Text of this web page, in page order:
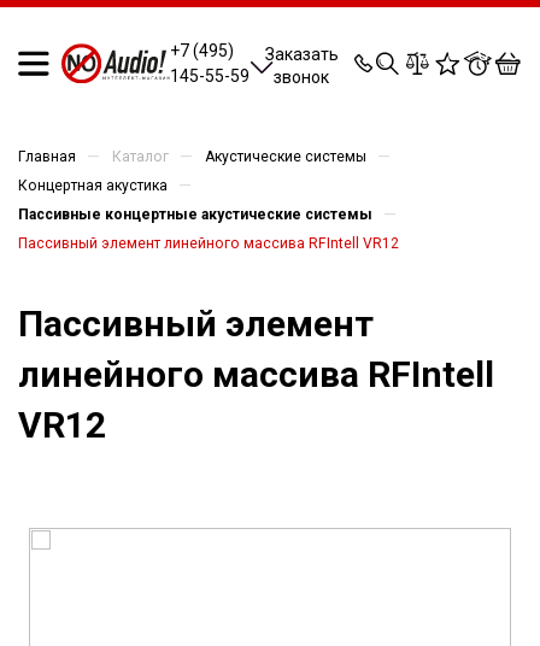
+7 (495)
145-55-59
Заказать
звонок
0 0 0 0
Главная — Каталог — Акустические системы —
Концертная акустика —
Пассивные концертные акустические системы —
Пассивный элемент линейного массива RFIntell VR12
Пассивный элемент
линейного массива RFIntell
VR12